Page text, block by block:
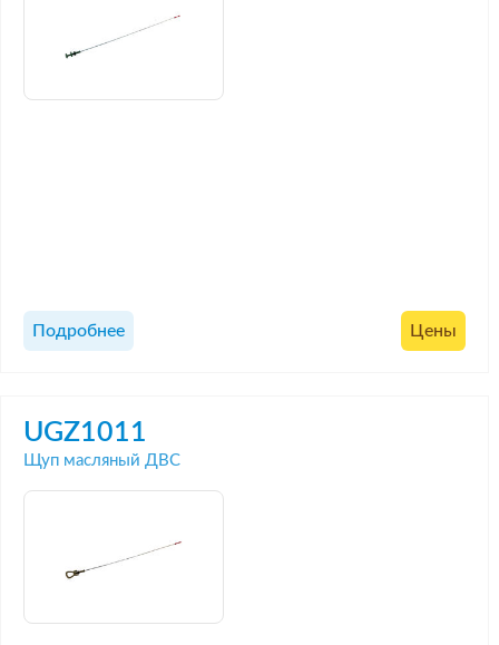
Подробнее Цены
UGZ1011
Щуп масляный ДВС